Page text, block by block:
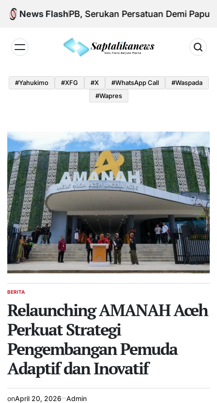
Skip
News Flash
Aksi KNPB, Serukan Persatuan Demi Papua yang
#yahukimo #XFG #x #WhatsApp Call
#waspada
#Wapres
POSTED
BERITA
Relaunching AMANAH Aceh
Perkuat Strategi
Pengembangan Pemuda
Adaptif dan Inovatif
onApril 20, 2026 Admin